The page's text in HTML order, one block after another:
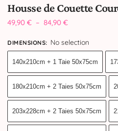
Housse de Couette
49,90 € – 84,90 €
DIMENSIONS: No selection
140x210cm + 1 Taie 50x75cm
180x210cm + 2 Taies 50x75cm
203x228cm + 2 Taies 50x75cm